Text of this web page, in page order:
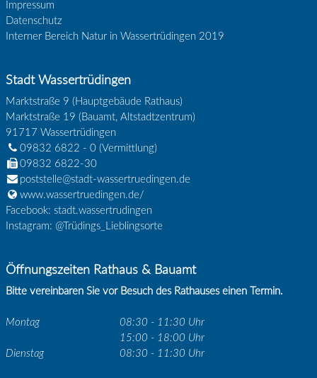
Impressum
Datenschutz
Interner Bereich Natur in Wassertrüdingen 2019
Stadt Wassertrüdingen
Marktstraße 9 (Hauptgebäude Rathaus)
Marktstraße 19 (Bauamt, Altstadtzentrum)
91717 Wassertrüdingen
09832 6822 - 0(Vermittlung)
09832 6822-30
poststelle@stadt-wassertruedingen.de
www.wassertruedingen.de/
Facebook: stadt.wassertrudingen
Instagram: @Trüdings_Lieblingsorte
Öffnungszeiten Rathaus & Bauamt
Bitte vereinbaren Sie vor Besuch des Rathauses einen Termin.
Montag
08:30 - 11:30 Uhr
15:00 - 18:00 Uhr
Dienstag
08:30 - 11:30 Uhr